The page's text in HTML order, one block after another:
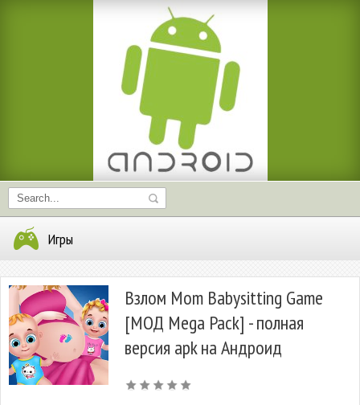
Игры
Взлом Mom Babysitting Game
[МОД Mega Pack] - полная
версия apk на Андроид